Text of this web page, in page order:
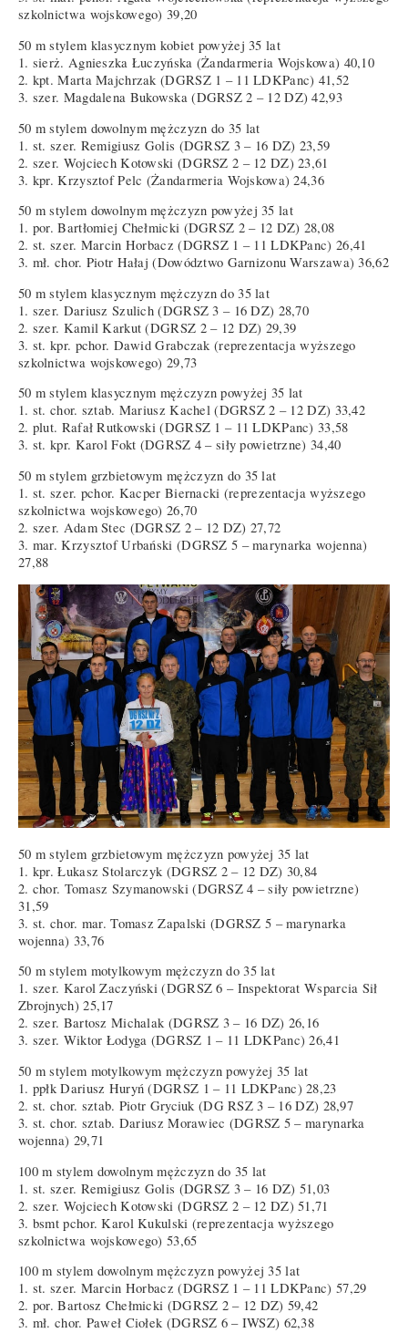
szkolnictwa wojskowego) 39,20
50 m stylem klasycznym kobiet powyżej 35 lat
1. sierż. Agnieszka Łuczyńska (Żandarmeria Wojskowa) 40,10
2. kpt. Marta Majchrzak (DGRSZ 1 – 11 LDKPanc) 41,52
3. szer. Magdalena Bukowska (DGRSZ 2 – 12 DZ) 42,93
50 m stylem dowolnym mężczyzn do 35 lat
1. st. szer. Remigiusz Golis (DGRSZ 3 – 16 DZ) 23,59
2. szer. Wojciech Kotowski (DGRSZ 2 – 12 DZ) 23,61
3. kpr. Krzysztof Pelc (Żandarmeria Wojskowa) 24,36
50 m stylem dowolnym mężczyzn powyżej 35 lat
1. por. Bartłomiej Chełmicki (DGRSZ 2 – 12 DZ) 28,08
2. st. szer. Marcin Horbacz (DGRSZ 1 – 11 LDKPanc) 26,41
3. mł. chor. Piotr Hałaj (Dowództwo Garnizonu Warszawa) 36,62
50 m stylem klasycznym mężczyzn do 35 lat
1. szer. Dariusz Szulich (DGRSZ 3 – 16 DZ) 28,70
2. szer. Kamil Karkut (DGRSZ 2 – 12 DZ) 29,39
3. st. kpr. pchor. Dawid Grabczak (reprezentacja wyższego
szkolnictwa wojskowego) 29,73
50 m stylem klasycznym mężczyzn powyżej 35 lat
1. st. chor. sztab. Mariusz Kachel (DGRSZ 2 – 12 DZ) 33,42
2. plut. Rafał Rutkowski (DGRSZ 1 – 11 LDKPanc) 33,58
3. st. kpr. Karol Fokt (DGRSZ 4 – siły powietrzne) 34,40
50 m stylem grzbietowym mężczyzn do 35 lat
1. st. szer. pchor. Kacper Biernacki (reprezentacja wyższego
szkolnictwa wojskowego) 26,70
2. szer. Adam Stec (DGRSZ 2 – 12 DZ) 27,72
3. mar. Krzysztof Urbański (DGRSZ 5 – marynarka wojenna)
27,88
50 m stylem grzbietowym mężczyzn powyżej 35 lat
1. kpr. Łukasz Stolarczyk (DGRSZ 2 – 12 DZ) 30,84
2. chor. Tomasz Szymanowski (DGRSZ 4 – siły powietrzne)
31,59
3. st. chor. mar. Tomasz Zapalski (DGRSZ 5 – marynarka
wojenna) 33,76
50 m stylem motylkowym mężczyzn do 35 lat
1. szer. Karol Zaczyński (DGRSZ 6 – Inspektorat Wsparcia Sił
Zbrojnych) 25,17
2. szer. Bartosz Michalak (DGRSZ 3 – 16 DZ) 26,16
3. szer. Wiktor Łodyga (DGRSZ 1 – 11 LDKPanc) 26,41
50 m stylem motylkowym mężczyzn powyżej 35 lat
1. ppłk Dariusz Huryń (DGRSZ 1 – 11 LDKPanc) 28,23
2. st. chor. sztab. Piotr Gryciuk (DG RSZ 3 – 16 DZ) 28,97
3. st. chor. sztab. Dariusz Morawiec (DGRSZ 5 – marynarka
wojenna) 29,71
100 m stylem dowolnym mężczyzn do 35 lat
1. st. szer. Remigiusz Golis (DGRSZ 3 – 16 DZ) 51,03
2. szer. Wojciech Kotowski (DGRSZ 2 – 12 DZ) 51,71
3. bsmt pchor. Karol Kukulski (reprezentacja wyższego
szkolnictwa wojskowego) 53,65
100 m stylem dowolnym mężczyzn powyżej 35 lat
1. st. szer. Marcin Horbacz (DGRSZ 1 – 11 LDKPanc) 57,29
2. por. Bartosz Chełmicki (DGRSZ 2 – 12 DZ) 59,42
3. mł. chor. Paweł Ciołek (DGRSZ 6 – IWSZ) 62,38